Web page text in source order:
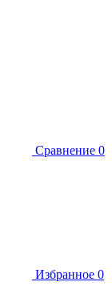
Сравнение 0
Избранное 0